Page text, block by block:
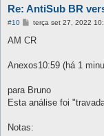
Re: AntiSub BR
#10
M
n
g
terça set 27, 2022
AM CR
Anexos10:59 (há 1
para Bruno
Esta análise foi
Notas: